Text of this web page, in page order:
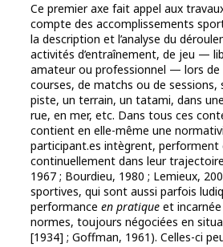
Ce premier axe fait appel aux
compte des accomplissements
la description et l’analyse du
activités d’entraînement, de jeu —
amateur ou professionnel — lors de
courses, de matchs ou de sessions,
piste, un terrain, un tatami, dans
rue, en mer, etc. Dans tous ces
contient en elle-même une
participant.es intègrent,
continuellement dans leur
1967 ; Bourdieu, 1980 ; Lemieux,
sportives, qui sont aussi parfois
performance en pratique et
normes, toujours négociées en
[1934] ; Goffman, 1961). Celles-ci